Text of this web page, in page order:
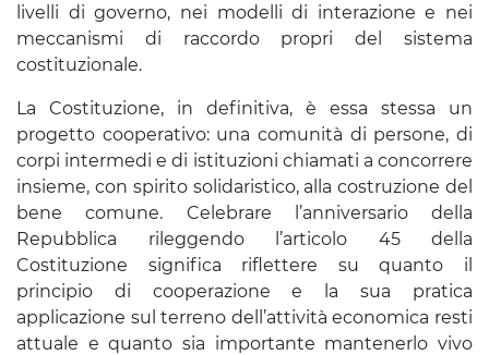
livelli di governo, nei modelli di interazione e nei
meccanismi di raccordo propri del sistema
costituzionale.
La Costituzione, in definitiva, è essa stessa un
progetto cooperativo: una comunità di persone, di
corpi intermedi e di istituzioni chiamati a concorrere
insieme, con spirito solidaristico, alla costruzione del
bene comune. Celebrare l’anniversario della
Repubblica rileggendo l’articolo 45 della
Costituzione significa riflettere su quanto il
principio di cooperazione e la sua pratica
applicazione sul terreno dell’attività economica resti
attuale e quanto sia importante mantenerlo vivo